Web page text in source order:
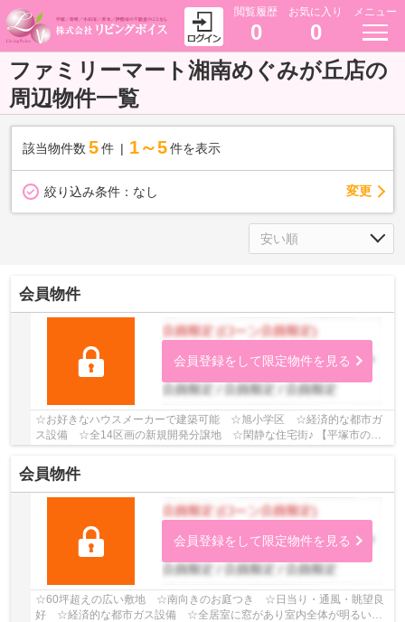
閲覧履歴
0
お気に入り
0
メニュー
ファミリーマート湘南めぐみが丘店の
周辺物件一覧
該当物件数 5件 1～5 件を表示
絞り込み条件： なし 変更
会員物件
会員登録をして限定物件を見る
☆お好きなハウスメーカーで建築可能 ☆旭小学区 ☆経済的な都市ガ
ス設備 ☆全14区画の新規開発分譲地 ☆閑静な住宅街♪ 【平塚市の土
会員物件
会員登録をして限定物件を見る
☆60坪超えの広い敷地 ☆南向きのお庭つき ☆日当り・通風・眺望良
好 ☆経済的な都市ガス設備 ☆全居室に窓があり室内全体が明るいで